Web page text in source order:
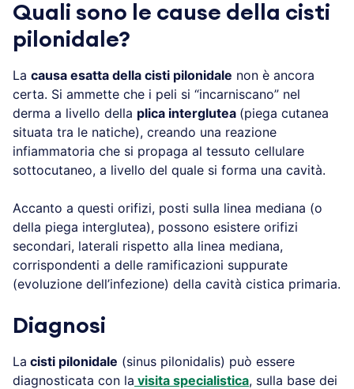
Quali sono le cause della cisti
pilonidale?
La causa esatta della cisti pilonidale non è ancora
certa. Si ammette che i peli si “incarniscano” nel
derma a livello della plica interglutea (piega cutanea
situata tra le natiche), creando una reazione
infiammatoria che si propaga al tessuto cellulare
sottocutaneo, a livello del quale si forma una cavità.
Accanto a questi orifizi, posti sulla linea mediana (o
della piega interglutea), possono esistere orifizi
secondari, laterali rispetto alla linea mediana,
corrispondenti a delle ramificazioni suppurate
(evoluzione dell’infezione) della cavità cistica primaria.
Diagnosi
La cisti pilonidale (sinus pilonidalis) può essere
diagnosticata con la visita specialistica, sulla base dei